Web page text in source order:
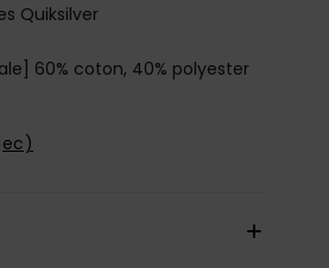
Quiksilver
60% coton, 40% polyester